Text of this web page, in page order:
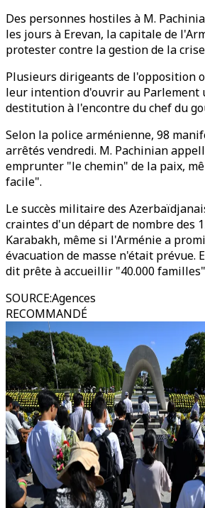
Des personnes hostiles à M.
les jours à Erevan, la capitale de
protester contre la gestion de la
Plusieurs dirigeants de l'opposition
leur intention d'ouvrir au Parlement
destitution à l'encontre du chef du
Selon la police arménienne, 98
arrêtés vendredi. M. Pachinian
emprunter "le chemin" de la paix,
facile".
Le succès militaire des
craintes d'un départ de nombre des
Karabakh, même si l'Arménie a
évacuation de masse n'était prévue.
dit prête à accueillir "40.000
SOURCE:Agences
RECOMMANDÉ